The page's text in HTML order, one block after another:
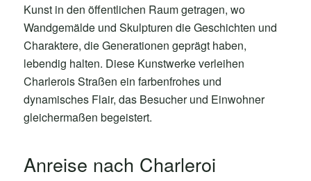
Kunst in den öffentlichen Raum getragen, wo
Wandgemälde und Skulpturen die Geschichten und
Charaktere, die Generationen geprägt haben,
lebendig halten. Diese Kunstwerke verleihen
Charlerois Straßen ein farbenfrohes und
dynamisches Flair, das Besucher und Einwohner
gleichermaßen begeistert.
Anreise nach Charleroi